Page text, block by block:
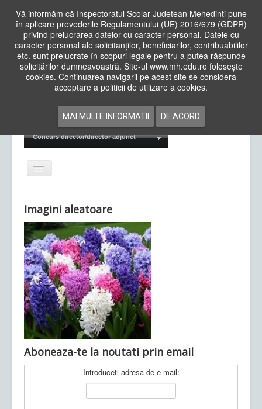
Vă informăm că Inspectoratul Scolar Judetean Mehedinti pune
în aplicare prevederile Regulamentului (UE) 2016/679 (GDPR)
privind prelucrarea datelor cu caracter personal. Datele cu
caracter personal ale solicitanților, beneficiarilor, contribuabililor
etc. sunt prelucrate în scopuri legale pentru a putea răspunde
solicitărilor dumneavoastră. Site-ul www.mh.edu.ro folosește
cookies. Continuarea navigarii pe acest site se considera
acceptare a politicii de utilizare a cookies.
MAI MULTE INFORMATII DE ACORD
Cauta
in
siteAcasa Cadre Didactice
Examene Naționale
Concurs director/director adjunct
Comută
navigarea
Ultimele articole: Vi, 04.11.2022 -
Județean Mehedinți
Imagini aleatoare
Aboneaza-te la noutati prin email
Introduceti adresa de e-mail: